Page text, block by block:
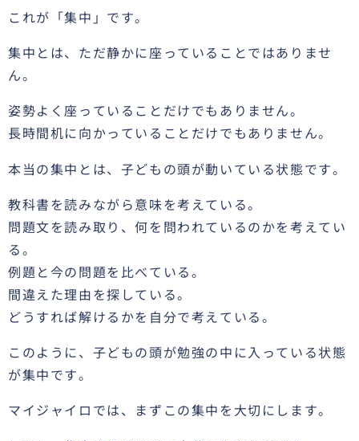
これが「集中」です。
集中とは、ただ静かに座っていることではありませ
ん。
姿勢よく座っていることだけでもありません。
長時間机に向かっていることだけでもありません。
本当の集中とは、子どもの頭が動いている状態です。
教科書を読みながら意味を考えている。
問題文を読み取り、何を問われているのかを考えてい
る。
例題と今の問題を比べている。
間違えた理由を探している。
どうすれば解けるかを自分で考えている。
このように、子どもの頭が勉強の中に入っている状態
が集中です。
マイジャイロでは、まずこの集中を大切にします。